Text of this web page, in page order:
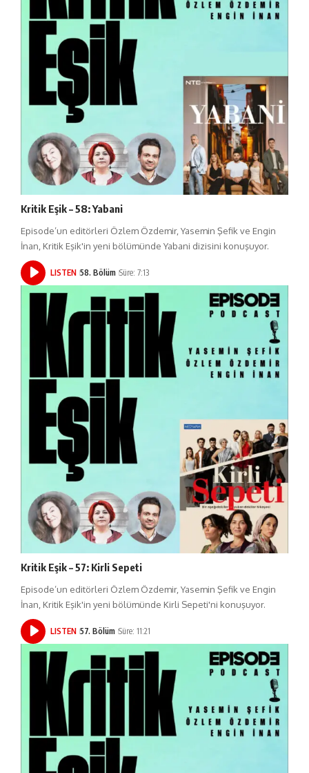
Kritik Eşik – 58: Yabani
Episode’un editörleri Özlem Özdemir, Yasemin Şefik ve Engin
İnan, Kritik Eşik'in yeni bölümünde Yabani dizisini konuşuyor.
LISTEN 58. Bölüm Süre: 7:13
Kritik Eşik – 57: Kirli Sepeti
Episode’un editörleri Özlem Özdemir, Yasemin Şefik ve Engin
İnan, Kritik Eşik'in yeni bölümünde Kirli Sepeti'ni konuşuyor.
LISTEN 57. Bölüm Süre: 11:21